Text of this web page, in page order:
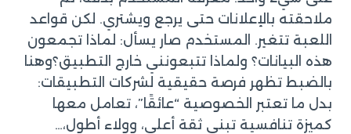
ملاحقته بالإعلانات حتى يرجع ويشتري. لكن قواعد
اللعبة تتغير. المستخدم صار يسأل: لماذا تجمعون
هذه البيانات؟ ولماذا تتبعونني خارج التطبيق؟وهنا
بالضبط تظهر فرصة حقيقية لشركات التطبيقات:
بدل ما تعتبر الخصوصية “عائقًا”، تعامل معها
كميزة تنافسية تبني ثقة أعلى، وولاء أطول،…